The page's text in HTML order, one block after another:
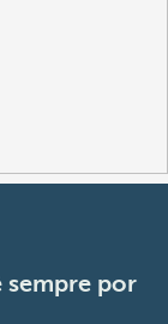
sempre por